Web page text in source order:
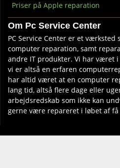
Priser på Apple reparation
Om Pc Service Center
PC Service Center er et værksted
computer reparation, samt
andre IT produkter. Vi har været
vi er altså en erfaren
har altid været at en computer
lang tid, altså flere dage eller
arbejdsredskab som ikke kan
gerne være repareret i løbet af